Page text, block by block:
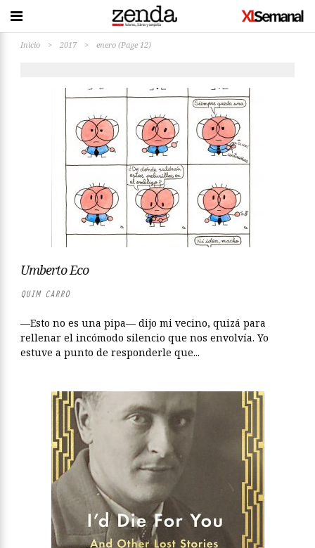
Inicio > 2017 > enero (Page 12)
Umberto Eco
QUIM CARRO
—Esto no es una pipa— dijo mi vecino, quizá para
rellenar el incómodo silencio que nos envolvía. Yo
estuve a punto de responderle que...